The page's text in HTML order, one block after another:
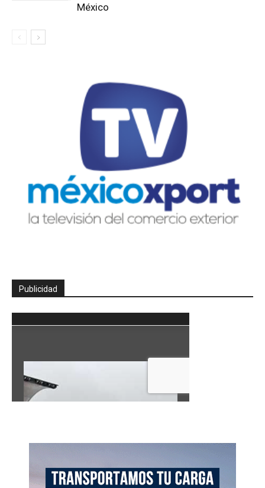
México
Publicidad